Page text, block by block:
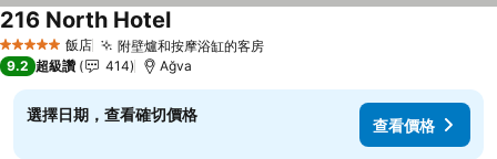
5 星級 飯店 附壁爐和按摩浴缸的客房
216 North Hotel
9.2 超級讚 414 Ağva
選擇日期，查看確切價格
查看價格